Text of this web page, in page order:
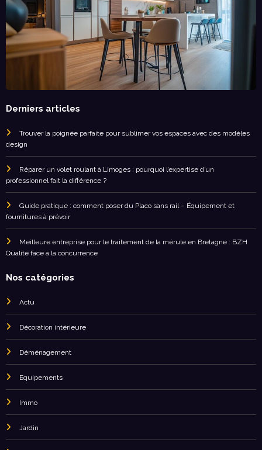
Derniers articles
Trouver la poignée parfaite pour sublimer vos espaces avec des modèles
design
Réparer un volet roulant à Limoges : pourquoi l’expertise d’un
professionnel fait la différence ?
Guide pratique : comment poser du Placo sans rail – Équipement et
fournitures à prévoir
Meilleure entreprise pour le traitement de la mérule en Bretagne : BZH
Qualité face à la concurrence
Nos catégories
Actu
Décoration intérieure
Déménagement
Equipements
Immo
Jardin